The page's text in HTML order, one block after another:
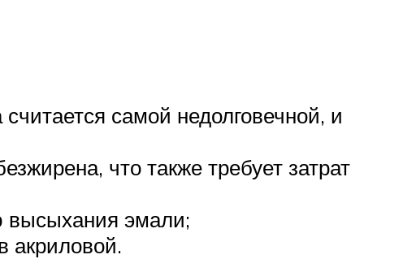
самой недолговечной, и
что также требует затрат
высыхания эмали;
акриловой.